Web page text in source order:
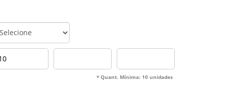
* Quant. Mínima: 10 unidades